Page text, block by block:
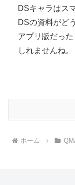
DSキャラはス
DSの資料がど
アプリ版だっ
しれませんね。
ホーム